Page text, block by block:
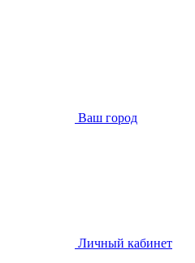
Ваш город
Личный кабинет